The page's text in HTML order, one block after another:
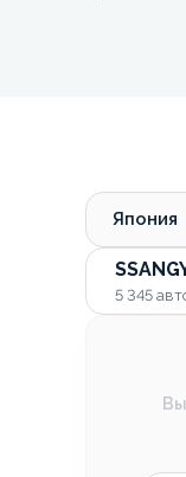
Япония
5 345